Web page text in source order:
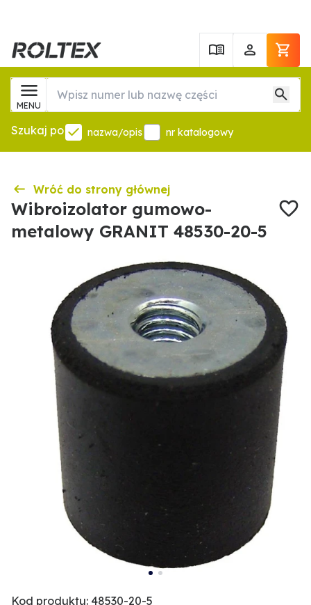
MENU
Szukaj po nazwa/opis nr katalogowy
Wróć do strony głównej
Wibroizolator gumowo-
metalowy GRANIT 48530-20-5
Kod produktu: 48530-20-5